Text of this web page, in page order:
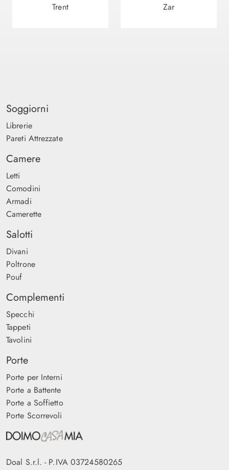
Trent Zar
Soggiorni
Librerie
Pareti Attrezzate
Camere
Letti
Comodini
Armadi
Camerette
Salotti
Divani
Poltrone
Pouf
Complementi
Specchi
Tappeti
Tavolini
Porte
Porte per Interni
Porte a Battente
Porte a Soffietto
Porte Scorrevoli
Doal S.r.l. - P.IVA 03724580265